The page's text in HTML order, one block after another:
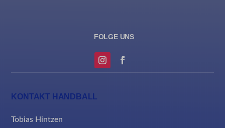
KONTAKT HANDBALL
Tobias Hintzen